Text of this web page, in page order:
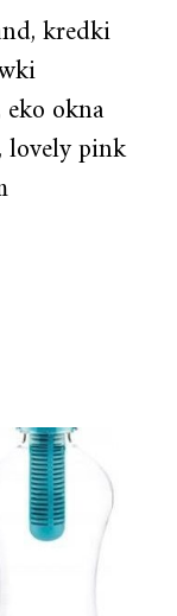
kredki
eko okna
lovely pink